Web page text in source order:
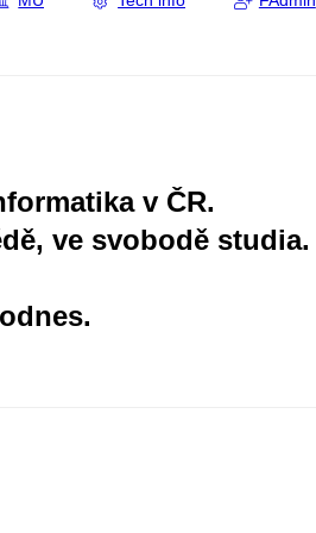
v ČR.
ve svobodě studia.